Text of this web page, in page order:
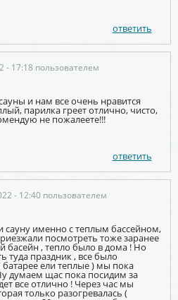
ответить
- 17:18 пользователем
и нам все очень нравится
парилка греет отлично, чисто,
не пожалеете!!!
ответить
- 12:40 пользователем
сауну именно с теплым бассейном,
посмотреть тоже заранее
басейн , тепло было в дома ! Но
туда праздник , все было
ели теплые ) мы пока
думаем щас пока посидим за
все отлично ! Через час мы
только разогревалась (